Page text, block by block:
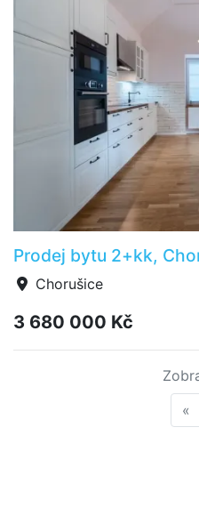
Prodej bytu 2+kk,
Chorušice
3 680 000 Kč
«